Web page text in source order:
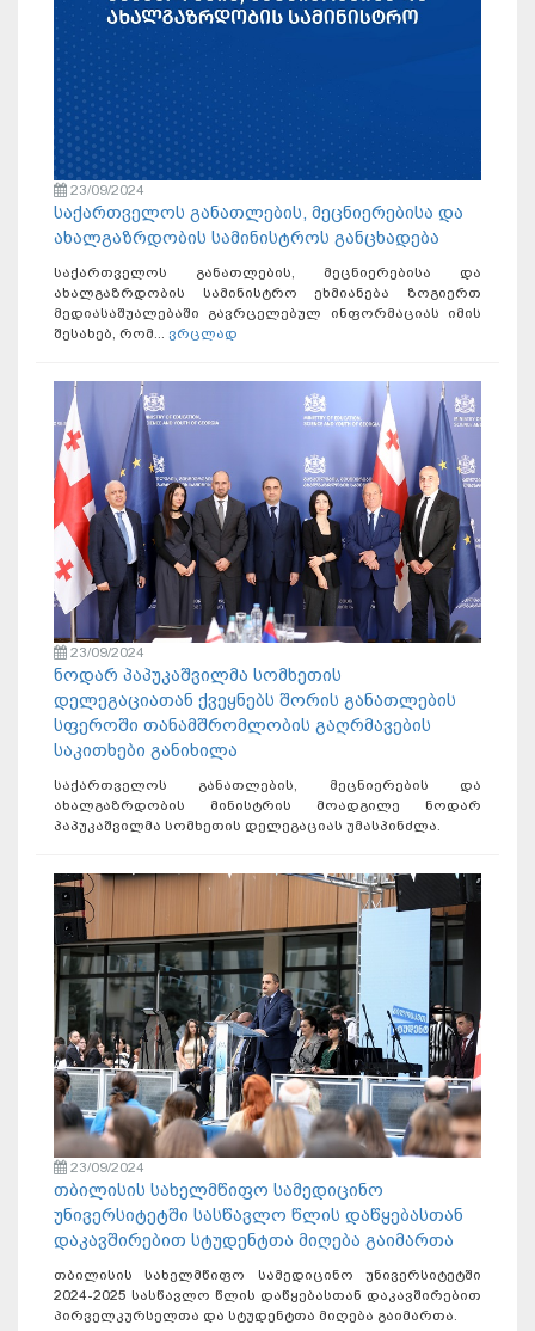
23/09/2024
საქართველოს განათლების, მეცნიერებისა და
ახალგაზრდობის სამინისტროს განცხადება
საქართველოს განათლების, მეცნიერებისა და
ახალგაზრდობის სამინისტრო ეხმიანება ზოგიერთ
მედიასაშუალებაში გავრცელებულ ინფორმაციას იმის
შესახებ, რომ... ვრცლად
23/09/2024
ნოდარ პაპუკაშვილმა სომხეთის
დელეგაციათან ქვეყნებს შორის განათლების
სფეროში თანამშრომლობის გაღრმავების
საკითხები განიხილა
საქართველოს განათლების, მეცნიერების და
ახალგაზრდობის მინისტრის მოადგილე ნოდარ
პაპუკაშვილმა სომხეთის დელეგაციას უმასპინძლა.
23/09/2024
თბილისის სახელმწიფო სამედიცინო
უნივერსიტეტში სასწავლო წლის დაწყებასთან
დაკავშირებით სტუდენტთა მიღება გაიმართა
თბილისის სახელმწიფო სამედიცინო უნივერსიტეტში
2024-2025 სასწავლო წლის დაწყებასთან დაკავშირებით
პირველკურსელთა და სტუდენტთა მიღება გაიმართა.